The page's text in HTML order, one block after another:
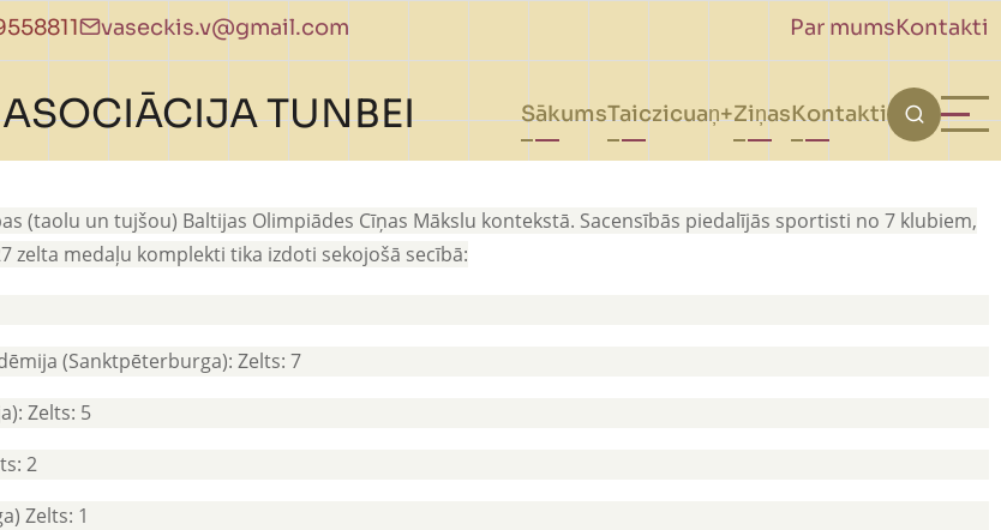
vaseckis.v@gmail.com Par mumsKontakti
TUNBEI
Galvenā
navigācija
SākumsTaiczicuaņ ZiņasKontakti
(taolu un tujšou) Baltijas Olimpiādes Cīņas Mākslu kontekstā. Sacensībās piedalījās sportisti no 7 klubiem,
zelta medaļu komplekti tika izdoti sekojošā secībā:
(Sanktpēterburga): Zelts: 7
Zelts: 5
2
Zelts: 1